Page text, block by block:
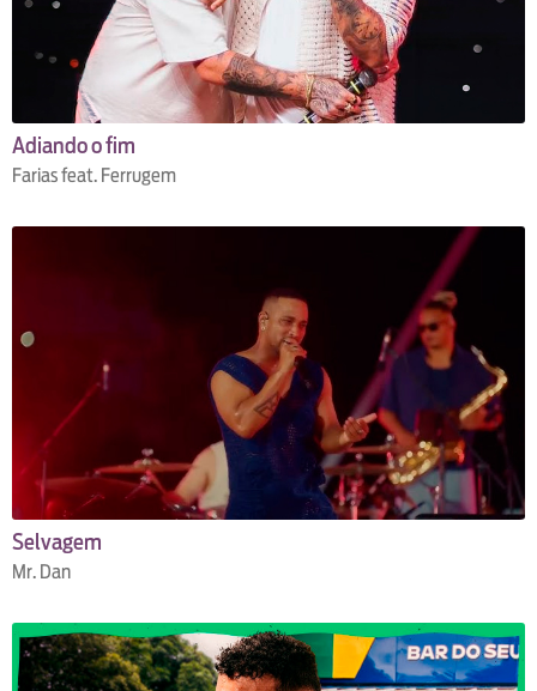
Adiando o fim
Farias feat. Ferrugem
Selvagem
Mr. Dan